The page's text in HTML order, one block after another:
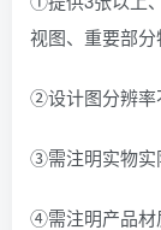
视图、重要部分
②设计图分辨率
③需注明实物实
④需注明产品材